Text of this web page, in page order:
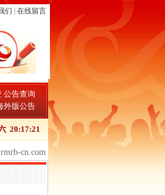
们 在线留言
公告查询
外版公告
20:17:22
cn.com